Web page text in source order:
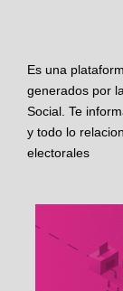
Es una
generados por
Social. Te
y todo lo
electorales